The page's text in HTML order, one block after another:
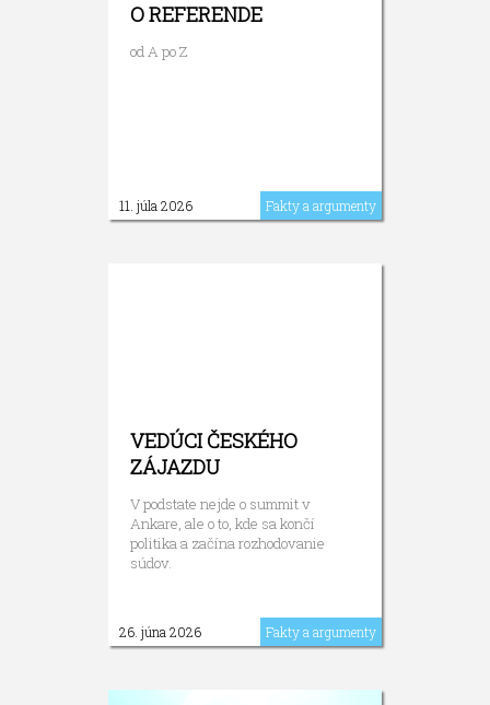
O REFERENDE
od A po Z
11. júla 2026 Fakty a argumenty
VEDÚCI ČESKÉHO
ZÁJAZDU
V podstate nejde o summit v
Ankare, ale o to, kde sa končí
politika a začína rozhodovanie
súdov.
26. júna 2026 Fakty a argumenty